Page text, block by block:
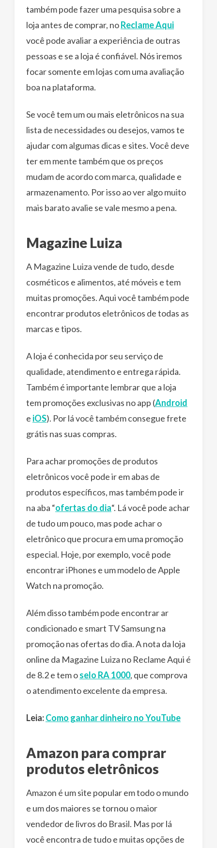
também pode fazer uma pesquisa sobre a
loja antes de comprar, noReclame Aqui
você pode avaliar a experiência de outras
pessoas e se a loja é confiável. Nós iremos
focar somente em lojas com uma avaliação
boa na plataforma.
Se você tem um ou mais eletrônicos na sua
lista de necessidades ou desejos, vamos te
ajudar com algumas dicas e sites. Você deve
ter em mente também que os preços
mudam de acordo com marca, qualidade e
armazenamento. Por isso ao ver algo muito
mais barato avalie se vale mesmo a pena.
Magazine Luiza
A Magazine Luiza vende de tudo, desde
cosméticos e alimentos, até móveis e tem
muitas promoções. Aqui você também pode
encontrar produtos eletrônicos de todas as
marcas e tipos.
A loja é conhecida por seu serviço de
qualidade, atendimento e entrega rápida.
Também é importante lembrar que a loja
tem promoções exclusivas no app (Android
e iOS). Por lá você também consegue frete
grátis nas suas compras.
Para achar promoções de produtos
eletrônicos você pode ir em abas de
produtos específicos, mas também pode ir
na aba “ofertas do dia“. Lá você pode achar
de tudo um pouco, mas pode achar o
eletrônico que procura em uma promoção
especial. Hoje, por exemplo, você pode
encontrar iPhones e um modelo de Apple
Watch na promoção.
Além disso também pode encontrar ar
condicionado e smart TV Samsung na
promoção nas ofertas do dia. A nota da loja
online da Magazine Luiza no Reclame Aqui é
de 8.2 e tem oselo RA 1000, que comprova
o atendimento excelente da empresa.
Leia:Como ganhar dinheiro no YouTube
Amazon para comprar
produtos eletrônicos
Amazon é um site popular em todo o mundo
e um dos maiores se tornou o maior
vendedor de livros do Brasil. Mas por lá
você encontra de tudo e muitas opções de